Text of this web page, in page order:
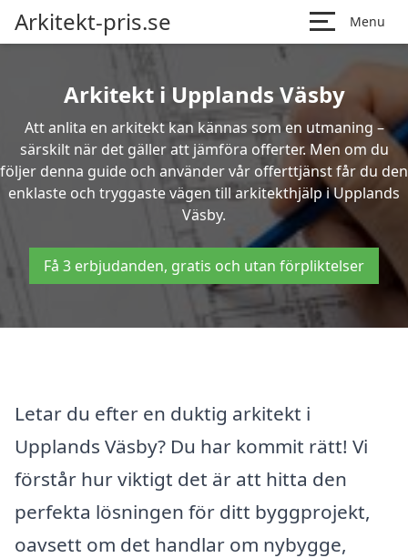
Arkitekt-pris.se Menu
Arkitekt i Upplands Väsby
Att anlita en arkitekt kan kännas som en utmaning –
särskilt när det gäller att jämföra offerter. Men om du
följer denna guide och använder vår offerttjänst får du den
enklaste och tryggaste vägen till arkitekthjälp i Upplands
Väsby.
Få 3 erbjudanden, gratis och utan förpliktelser
Letar du efter en duktig arkitekt i
Upplands Väsby? Du har kommit rätt! Vi
förstår hur viktigt det är att hitta den
perfekta lösningen för ditt byggprojekt,
oavsett om det handlar om nybygge,